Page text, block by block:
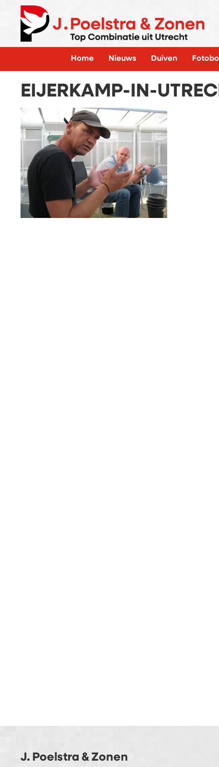
Home Nieuws Duiven
EIJERKAMP-IN-
J. Poelstra & Zonen